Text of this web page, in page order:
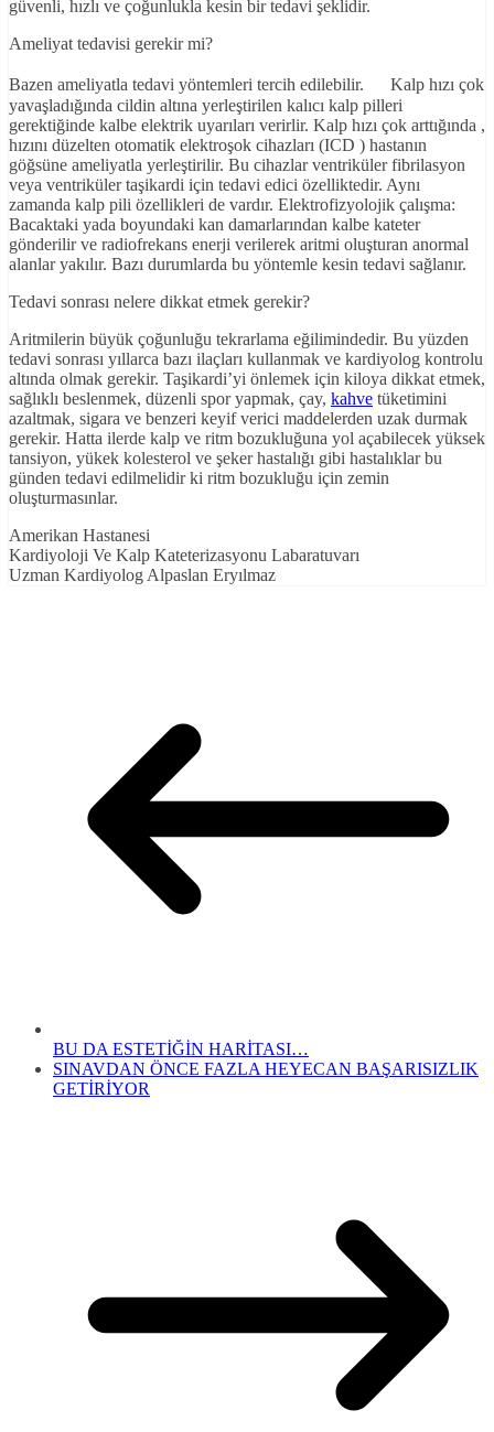
güvenli, hızlı ve çoğunlukla kesin bir tedavi şeklidir.
Ameliyat tedavisi gerekir mi?
Bazen ameliyatla tedavi yöntemleri tercih edilebilir. Kalp hızı çok
yavaşladığında cildin altına yerleştirilen kalıcı kalp pilleri
gerektiğinde kalbe elektrik uyarıları verirlir. Kalp hızı çok arttığında ,
hızını düzelten otomatik elektroşok cihazları (ICD ) hastanın
göğsüne ameliyatla yerleştirilir. Bu cihazlar ventriküler fibrilasyon
veya ventriküler taşikardi için tedavi edici özelliktedir. Aynı
zamanda kalp pili özellikleri de vardır. Elektrofizyolojik çalışma:
Bacaktaki yada boyundaki kan damarlarından kalbe kateter
gönderilir ve radiofrekans enerji verilerek aritmi oluşturan anormal
alanlar yakılır. Bazı durumlarda bu yöntemle kesin tedavi sağlanır.
Tedavi sonrası nelere dikkat etmek gerekir?
Aritmilerin büyük çoğunluğu tekrarlama eğilimindedir. Bu yüzden
tedavi sonrası yıllarca bazı ilaçları kullanmak ve kardiyolog kontrolu
altında olmak gerekir. Taşikardi’yi önlemek için kiloya dikkat etmek,
sağlıklı beslenmek, düzenli spor yapmak, çay, kahve tüketimini
azaltmak, sigara ve benzeri keyif verici maddelerden uzak durmak
gerekir. Hatta ilerde kalp ve ritm bozukluğuna yol açabilecek yüksek
tansiyon, yükek kolesterol ve şeker hastalığı gibi hastalıklar bu
günden tedavi edilmelidir ki ritm bozukluğu için zemin
oluşturmasınlar.
Amerikan Hastanesi
Kardiyoloji Ve Kalp Kateterizasyonu Labaratuvarı
Uzman Kardiyolog Alpaslan Eryılmaz
BU DA ESTETİĞİN HARİTASI…
SINAVDAN ÖNCE FAZLA HEYECAN BAŞARISIZLIK
GETİRİYOR